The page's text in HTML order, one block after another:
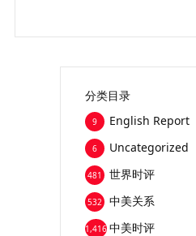
分类目录
English Report
9
Uncategorized
6
世界时评
481
中美关系
532
中美时评
1,416